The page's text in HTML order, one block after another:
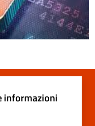
informazioni